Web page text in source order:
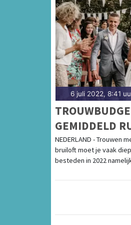
6 juli 2022, 8:41
GEMIDDELD
NEDERLAND - Trouwen
bruiloft moet je vaak
besteden in 2022